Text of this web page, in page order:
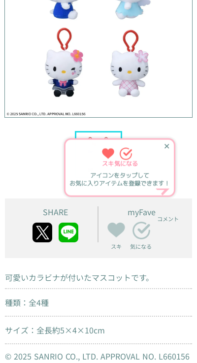
✕
スキ気になる
アイコンをタップして
お気に入りアイテムを登録できます！
SHARE myFave
スキ 気になる
コメント
可愛いカラビナが付いたマスコットです。
種類：全4種
サイズ：全長約5×4×10cm
© 2025 SANRIO CO., LTD. APPROVAL NO. L660156